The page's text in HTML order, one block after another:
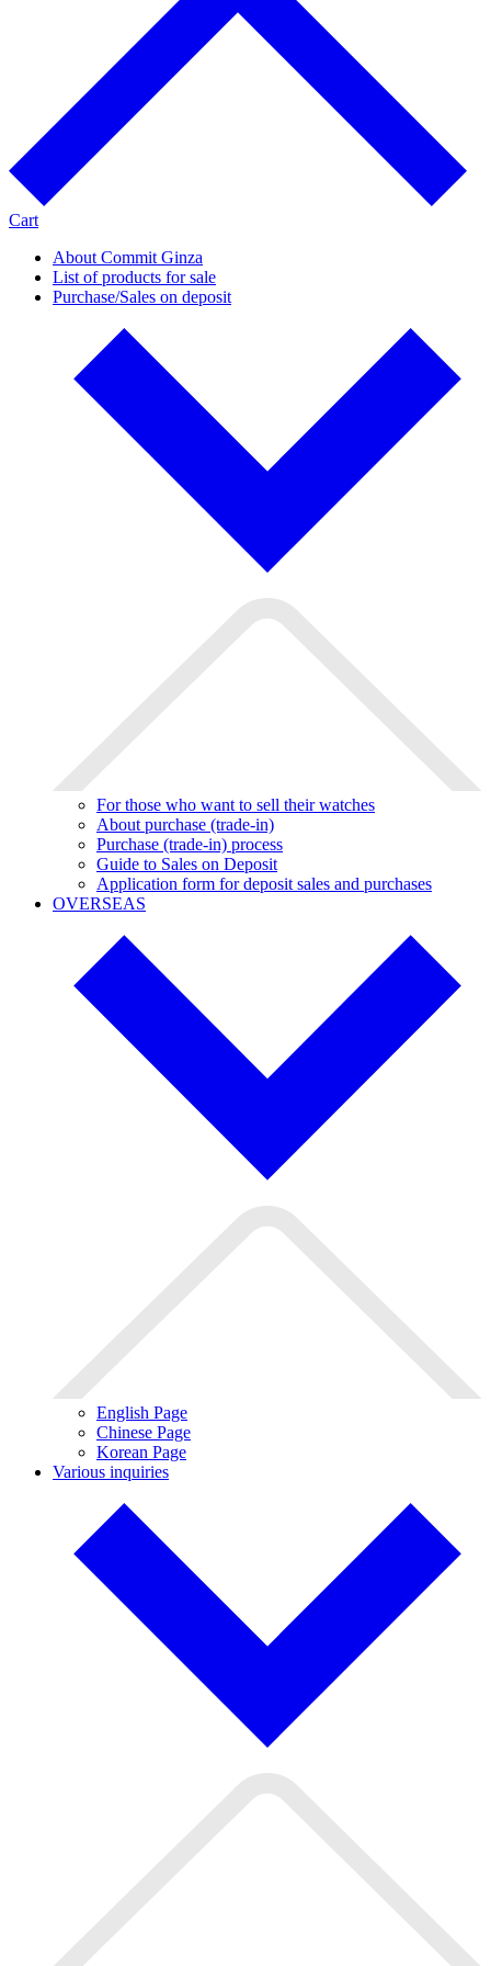
Cart
About Commit Ginza
List of products for sale
Purchase/Sales on deposit
For those who want to sell their watches
About purchase (trade-in)
Purchase (trade-in) process
Guide to Sales on Deposit
Application form for deposit sales and purchases
OVERSEAS
English Page
Chinese Page
Korean Page
Various inquiries